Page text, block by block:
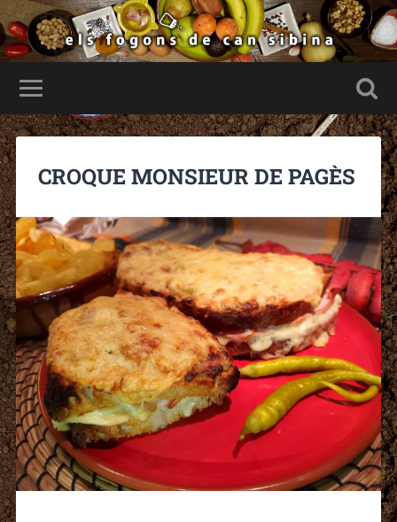
CROQUE MONSIEUR DE PAGÈS